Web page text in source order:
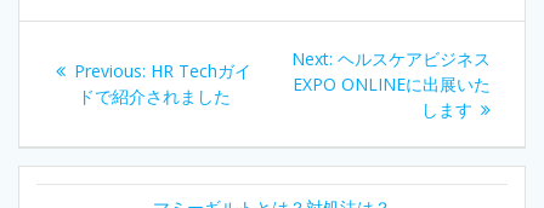
ナ
ビ
Previous: Previous
post:
HR Techガイ
ドで紹介されました
Next: Next
post:
ヘルスケアビジネス
EXPO ONLINEに出展いた
します